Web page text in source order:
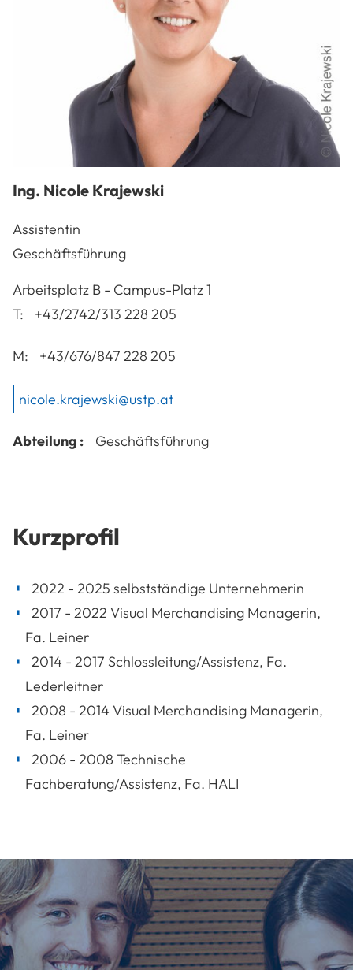
Ing. Nicole Krajewski
Assistentin
Geschäftsführung
Arbeitsplatz B - Campus-Platz 1
T:
+43/2742/313 228 205
M: +43/676/847 228 205
nicole.krajewski@ustp.at
Abteilung : Geschäftsführung
Kurzprofil
2022 - 2025 selbstständige Unternehmerin
2017 - 2022 Visual Merchandising Managerin,
Fa. Leiner
2014 - 2017 Schlossleitung/Assistenz, Fa.
Lederleitner
2008 - 2014 Visual Merchandising Managerin,
Fa. Leiner
2006 - 2008 Technische
Fachberatung/Assistenz, Fa. HALI